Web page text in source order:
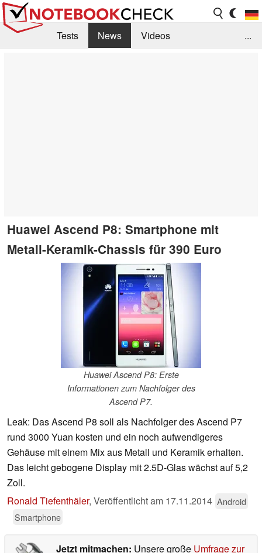
Tests News
Videos
...
Huawei Ascend P8: Smartphone mit
Metall-Keramik-Chassis für 390 Euro
Huawei Ascend P8: Erste
Informationen zum Nachfolger des
Ascend P7.
Leak: Das Ascend P8 soll als Nachfolger des Ascend P7
rund 3000 Yuan kosten und ein noch aufwendigeres
Gehäuse mit einem Mix aus Metall und Keramik erhalten.
Das leicht gebogene Display mit 2.5D-Glas wächst auf 5,2
Zoll.
Ronald Tiefenthäler, Veröffentlicht am 17.11.2014 Android
Smartphone
Jetzt mitmachen: Unsere große Umfrage zur